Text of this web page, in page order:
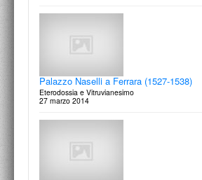
Palazzo Naselli a Ferrara (1527-1538)
Eterodossia e Vitruvianesimo
27 marzo 2014